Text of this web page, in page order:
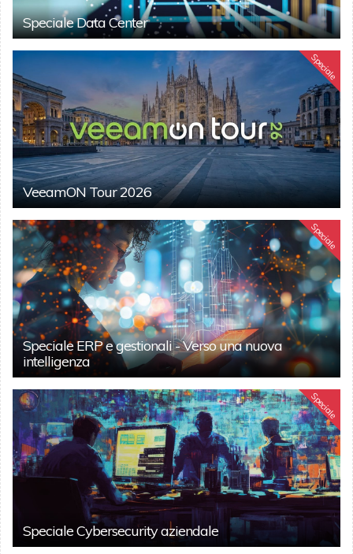
Speciale Data Center
Speciale
VeeamON Tour 2026
Speciale
Speciale ERP e gestionali - Verso una nuova
intelligenza
Speciale
Speciale Cybersecurity aziendale